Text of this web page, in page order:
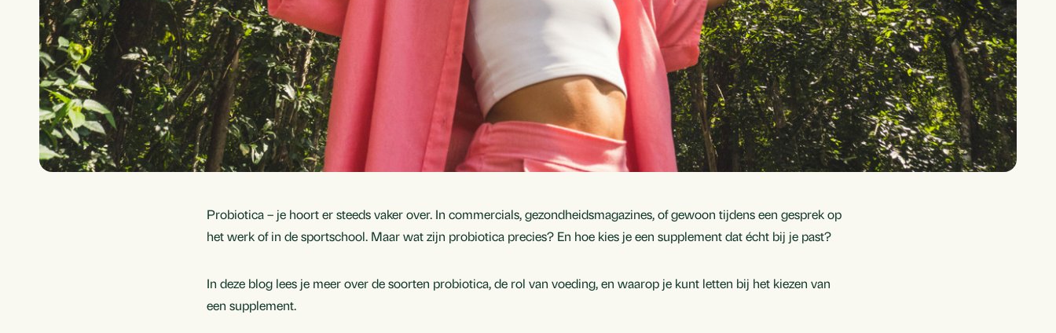
Probiotica – je hoort er steeds vaker over. In commercials, gezondheidsmagazines, of gewoon tijdens een gesprek op
het werk of in de sportschool. Maar wat zijn probiotica precies? En hoe kies je een supplement dat écht bij je past?
In deze blog lees je meer over de soorten probiotica, de rol van voeding, en waarop je kunt letten bij het kiezen van
een supplement.